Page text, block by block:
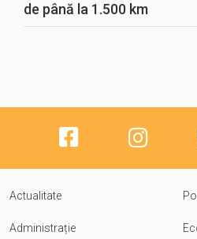
de până la 1.500 km
Actualitate
Administrație